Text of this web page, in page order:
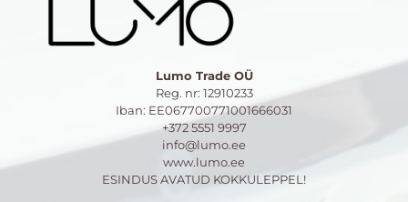
Lumo Trade OÜ
Reg. nr: 12910233
Iban: EE067700771001666031
+372 5551 9997
info@lumo.ee
www.lumo.ee
ESINDUS AVATUD KOKKULEPPEL!